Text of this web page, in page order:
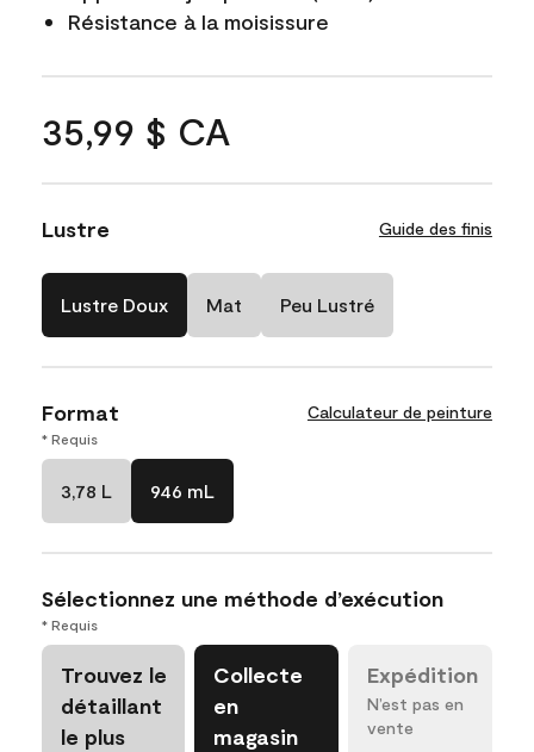
Résistance à la moisissure
35,99 $ CA
Lustre Guide des finis
Lustre Doux Mat Peu Lustré
Format Calculateur de peinture
* Requis
3,78 L 946 mL
Sélectionnez une méthode d’exécution
* Requis
Trouvez le
détaillant
le plus
Collecte
en
magasin
Expédition
N’est pas en
vente